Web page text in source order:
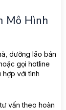
Mô Hình
dưỡng lão bán
gọi hotline
với tình
vấn theo hoàn